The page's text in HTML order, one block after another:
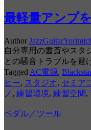
最軽量アンプ
Author
自分専用の書斎やスタ
との騒音トラブルを避
Tagged AC電源, Blackstar
ヒー, スタジオ, セミア
ノ , 練習環境, 練習空間,
ペダル／ツール